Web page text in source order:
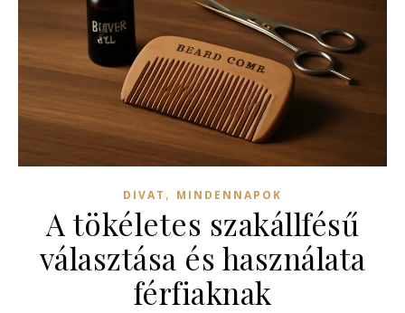
DIVAT , MINDENNAPOK
A tökéletes szakállfésű
választása és használata
férfiaknak